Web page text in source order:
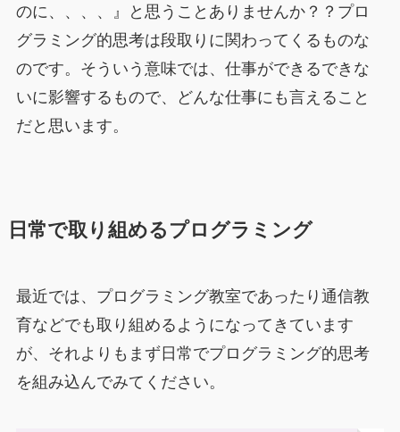
のに、、、、』と思うことありませんか？？プロ
グラミング的思考は段取りに関わってくるものな
のです。そういう意味では、仕事ができるできな
いに影響するもので、どんな仕事にも言えること
だと思います。
日常で取り組めるプログラミング
最近では、プログラミング教室であったり通信教
育などでも取り組めるようになってきています
が、それよりもまず日常でプログラミング的思考
を組み込んでみてください。